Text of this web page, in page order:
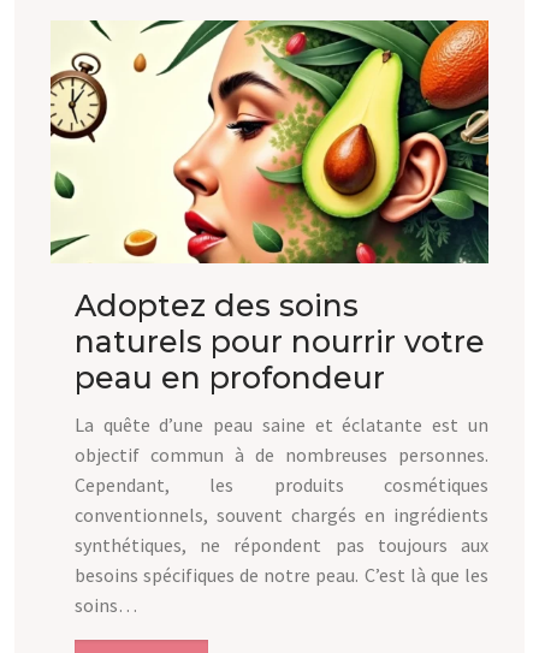
Adoptez des soins
naturels pour nourrir votre
peau en profondeur
La quête d’une peau saine et éclatante est un
objectif commun à de nombreuses personnes.
Cependant, les produits cosmétiques
conventionnels, souvent chargés en ingrédients
synthétiques, ne répondent pas toujours aux
besoins spécifiques de notre peau. C’est là que les
soins…